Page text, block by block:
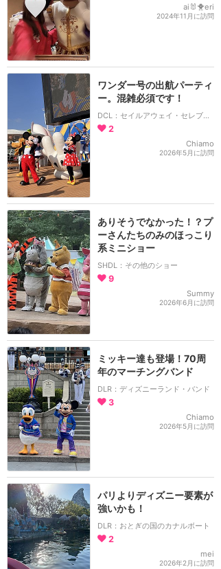
ai🐰🐥eri
2024年11月に訪問
ワンダー号の出航パーティ
ー。混雑必須です！
DCL：セイルアウェイ・セレブレーション
2
Chiamo
2026年5月に訪問
ありそうでなかった！？プ
ーさんたちのみのほっこり
系ミニショー
SHDL：その他のショー
9
Summy
2026年6月に訪問
ミッキー達も登場！70周
年のマーチングバンド
DLR：ディズニーランド・バンド
3
Chiamo
2026年5月に訪問
パリよりディズニー要素が
強いかも！
DLR：おとぎの国のカナルボート
2
mei
2026年2月に訪問